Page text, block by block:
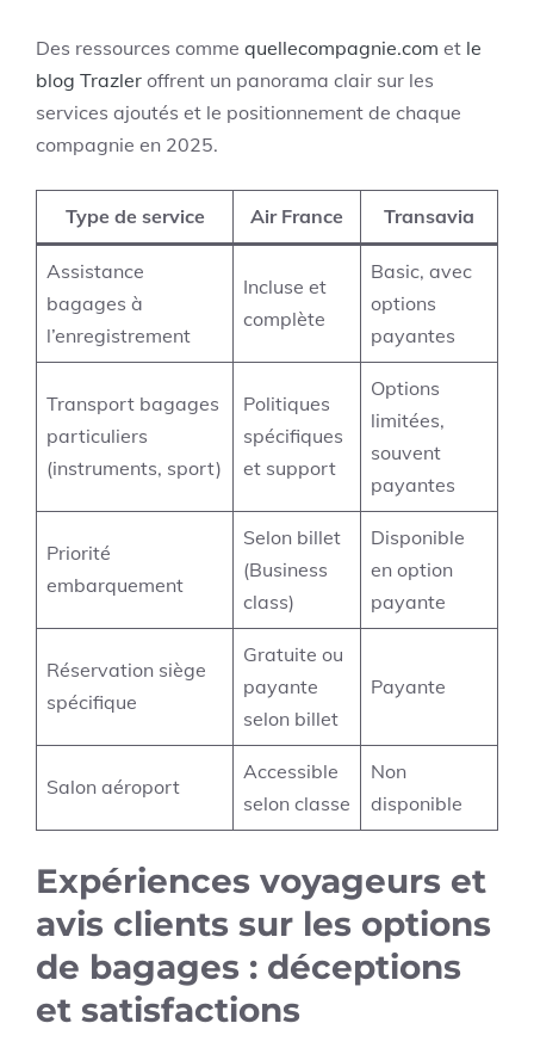
Des ressources comme quellecompagnie.com et le
blog Trazler offrent un panorama clair sur les
services ajoutés et le positionnement de chaque
compagnie en 2025.
Type de service Air France Transavia
Assistance
bagages à
l’enregistrement
Incluse et
complète
Basic, avec
options
payantes
Transport bagages
particuliers
(instruments, sport)
Politiques
spécifiques
et support
Options
limitées,
souvent
payantes
Priorité
embarquement
Selon billet
(Business
class)
Disponible
en option
payante
Réservation siège
spécifique
Gratuite ou
payante
selon billet
Payante
Salon aéroport
Accessible
selon classe
Non
disponible
Expériences voyageurs et
avis clients sur les options
de bagages : déceptions
et satisfactions